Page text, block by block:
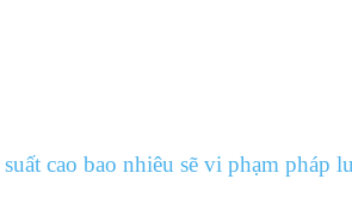
cao bao nhiêu sẽ vi phạm pháp